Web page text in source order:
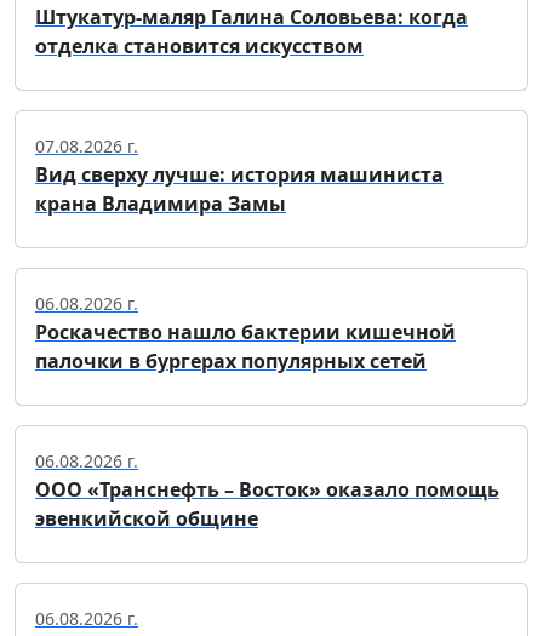
Штукатур-маляр Галина Соловьева: когда
отделка становится искусством
07.08.2026 г.
Вид сверху лучше: история машиниста
крана Владимира Замы
06.08.2026 г.
Роскачество нашло бактерии кишечной
палочки в бургерах популярных сетей
06.08.2026 г.
ООО «Транснефть – Восток» оказало помощь
эвенкийской общине
06.08.2026 г.